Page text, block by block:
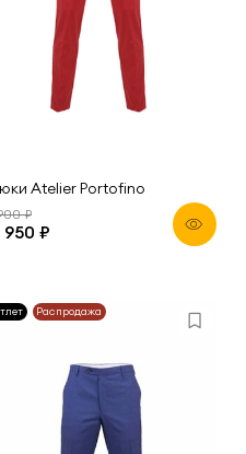
Atelier Portofino
₽
950 ₽
Распродажа